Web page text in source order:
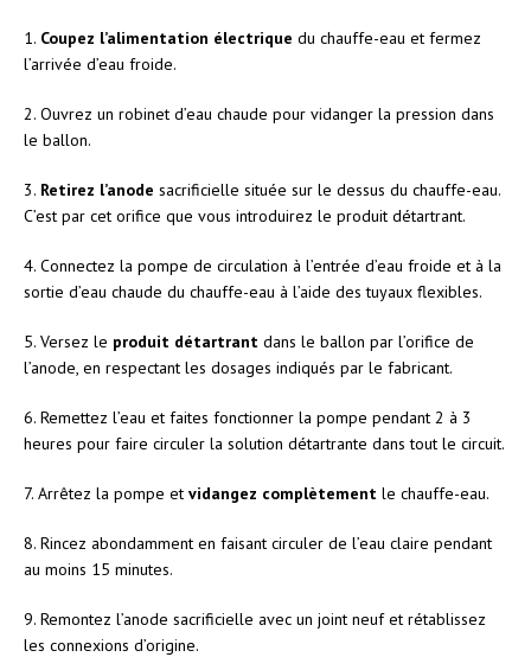
1. Coupez l’alimentation électrique du chauffe-eau et fermez
l’arrivée d’eau froide.
2. Ouvrez un robinet d’eau chaude pour vidanger la pression dans
le ballon.
3. Retirez l’anode sacrificielle située sur le dessus du chauffe-eau.
C’est par cet orifice que vous introduirez le produit détartrant.
4. Connectez la pompe de circulation à l’entrée d’eau froide et à la
sortie d’eau chaude du chauffe-eau à l’aide des tuyaux flexibles.
5. Versez le produit détartrant dans le ballon par l’orifice de
l’anode, en respectant les dosages indiqués par le fabricant.
6. Remettez l’eau et faites fonctionner la pompe pendant 2 à 3
heures pour faire circuler la solution détartrante dans tout le circuit.
7. Arrêtez la pompe et vidangez complètement le chauffe-eau.
8. Rincez abondamment en faisant circuler de l’eau claire pendant
au moins 15 minutes.
9. Remontez l’anode sacrificielle avec un joint neuf et rétablissez
les connexions d’origine.